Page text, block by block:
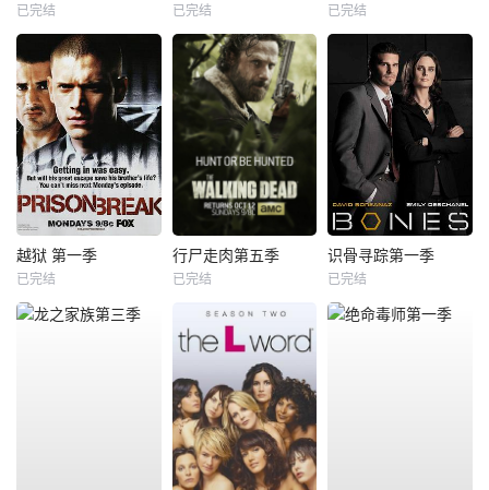
已完结 已完结 已完结
越狱 第一季
已完结
行尸走肉第五季
已完结
识骨寻踪第一季
已完结